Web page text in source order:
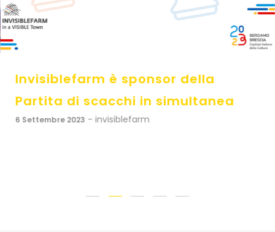
Invisiblefarm è sponsor della
Partita di scacchi in simultanea
6 Settembre 2023 - invisiblefarm